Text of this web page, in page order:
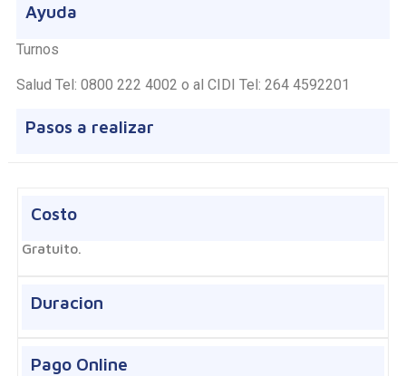
Ayuda
Turnos
Salud Tel: 0800 222 4002 o al CIDI Tel: 264 4592201
Pasos a realizar
Costo
Gratuito.
Duracion
Pago Online